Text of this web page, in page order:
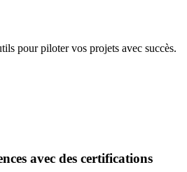
pour piloter vos projets avec succès.
avec des certifications